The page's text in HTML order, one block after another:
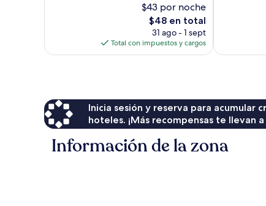
$43 por noche
El
precio
actual
es
$48 en total
31 ago - 1 sept
Total con impuestos y cargos
Inicia sesión y reserva para acumular
hoteles. ¡Más recompensas te llevan
Información de la zona